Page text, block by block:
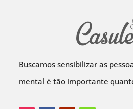
Buscamos sensibilizar as
mental é tão importante